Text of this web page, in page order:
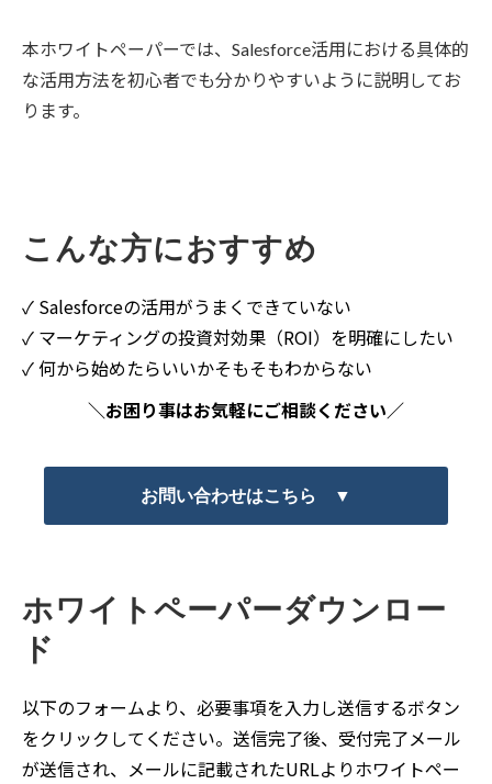
本ホワイトペーパーでは、 Salesforce活用における具体的
な活用方法を初心者でも分かりやすいように説明してお
ります。
こんな方におすすめ
✓ Salesforceの活用がうまくできていない
✓ マーケティングの投資対効果（ROI）を明確にしたい
✓ 何から始めたらいいかそもそもわからない
＼お困り事はお気軽にご相談ください／
お問い合わせはこちら ▼
ホワイトペーパーダウンロー
ド
以下のフォームより、必要事項を入力し送信するボタン
をクリックしてください。送信完了後、受付完了メール
が送信され、メールに記載されたURLよりホワイトペー